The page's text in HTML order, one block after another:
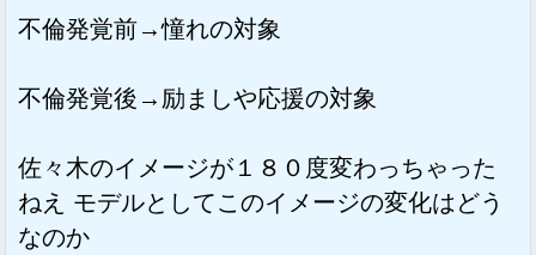
不倫発覚前→憧れの対象
不倫発覚後→励ましや応援の対象
佐々木のイメージが１８０度変わっちゃった
ねえ モデルとしてこのイメージの変化はどう
なのか